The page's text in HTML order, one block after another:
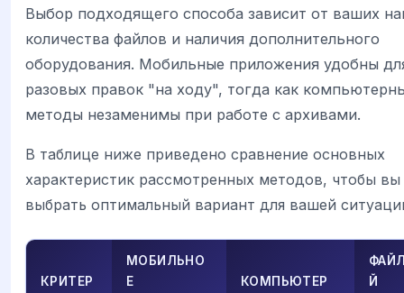
Выбор подходящего способа зависит от ваших
количества файлов и наличия дополнительного
оборудования. Мобильные приложения удобны
разовых правок "на ходу", тогда как
методы незаменимы при работе с архивами.
В таблице ниже приведено сравнение основных
характеристик рассмотренных методов, чтобы вы
выбрать оптимальный вариант для вашей
КРИТЕР
МОБИЛЬНО
Е
КОМПЬЮТЕР
Й